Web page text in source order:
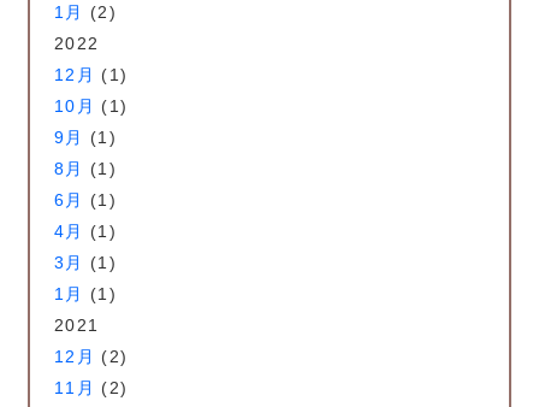
1月
(2)
2022
12月
(1)
10月
(1)
9月
(1)
8月
(1)
6月
(1)
4月
(1)
3月
(1)
1月
(1)
2021
12月
(2)
11月
(2)